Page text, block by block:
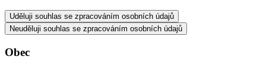
Uděluji souhlas se zpracováním osobních údajů
Neuděluji souhlas se zpracováním osobních údajů
Obec